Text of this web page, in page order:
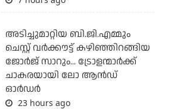
അടിച്ചുമാറ്റിയ ബി.ജി.എമ്മും
ചെസ്റ്റ് വര്‍ക്കൗട്ട് കഴിഞ്ഞിറങ്ങിയ
ജോര്‍ജ് സാറും... ട്രോളന്മാര്‍ക്ക്
ചാകരയായി ലോ ആന്‍ഡ്
ഓര്‍ഡര്‍
23 hours ago